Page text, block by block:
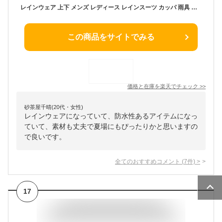
レインウェア 上下 メンズ レディース レインスーツ カッパ 雨具 ウィンドブレーカー おしゃれ 軽い 蒸れにくい 通勤 通学 ストレッチ 透湿 防水 撥水 自転車 バイク 軽量 登山 ゴルフ 釣り 高校生 送料無料 7572 4WAYストレッチシールドEX
この商品をサイトでみる
価格と在庫を楽天でチェック >>
砂茶屋千晴(20代・女性)
レインウェアになっていて、防水性あるアイテムになっ
ていて、素材も丈夫で夏場にもぴったりかと思いますの
で良いです。
全てのおすすめコメント (7件) >
17